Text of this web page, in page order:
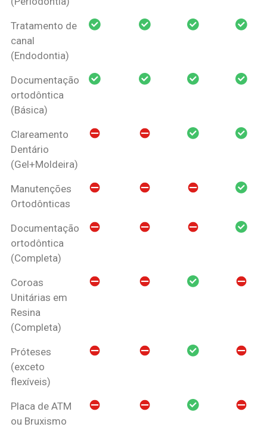
Tratamento de
canal
(Endodontia)
Documentação
ortodôntica
(Básica)
Clareamento
Dentário
(Gel+Moldeira)
Manutenções
Ortodônticas
Documentação
ortodôntica
(Completa)
Coroas
Unitárias em
Resina
(Completa)
Próteses
(exceto
flexíveis)
Placa de ATM
ou Bruxismo